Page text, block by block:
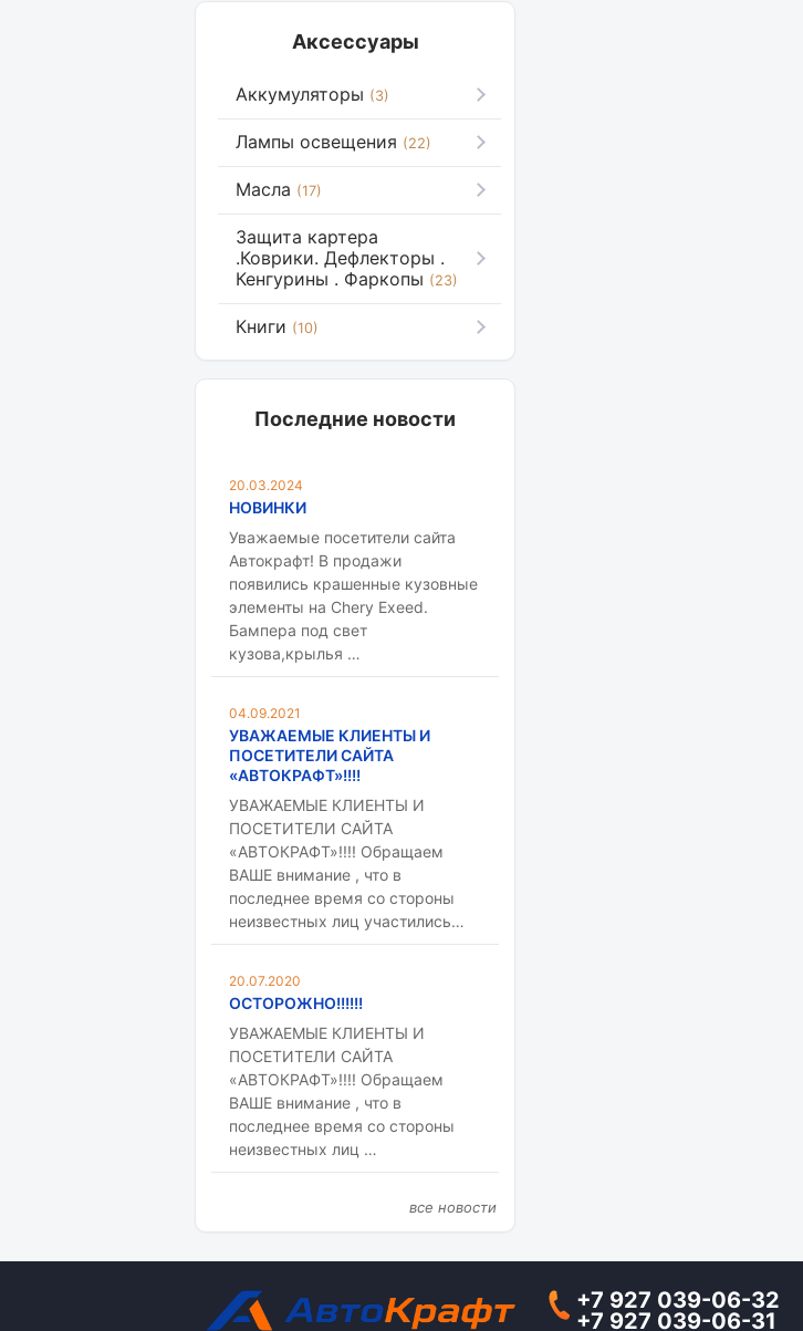
Аксессуары
Аккумуляторы (3)
Лампы освещения (22)
Масла (17)
Защита картера
.Коврики. Дефлекторы .
Кенгурины . Фаркопы (23)
Книги (10)
Последние новости
20.03.2024
НОВИНКИ
Уважаемые посетители сайта
Автокрафт! В продажи
появились крашенные кузовные
элементы на Chery Exeed.
Бампера под свет
кузова,крылья …
04.09.2021
УВАЖАЕМЫЕ КЛИЕНТЫ И
ПОСЕТИТЕЛИ САЙТА
«АВТОКРАФТ»!!!!
УВАЖАЕМЫЕ КЛИЕНТЫ И
ПОСЕТИТЕЛИ САЙТА
«АВТОКРАФТ»!!!! Обращаем
ВАШЕ внимание , что в
последнее время со стороны
неизвестных лиц участились…
20.07.2020
ОСТОРОЖНО!!!!!!
УВАЖАЕМЫЕ КЛИЕНТЫ И
ПОСЕТИТЕЛИ САЙТА
«АВТОКРАФТ»!!!! Обращаем
ВАШЕ внимание , что в
последнее время со стороны
неизвестных лиц …
все новости
+7 927 039-06-32
+7 927 039-06-31